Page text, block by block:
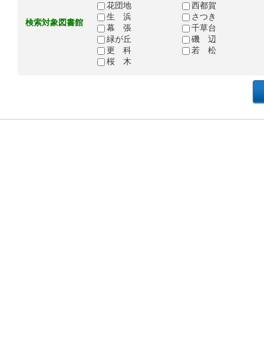
検索対象図書館
花団地
西都賀
生 浜
さつき
幕 張
千草台
緑が丘
磯 辺
更 科
若 松
桜 木